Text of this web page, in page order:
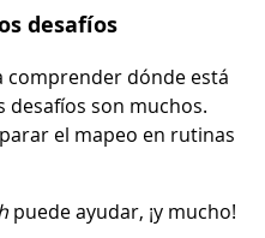
desafíos
comprender dónde está
son muchos.
el mapeo en rutinas
puede ayudar, ¡y mucho!